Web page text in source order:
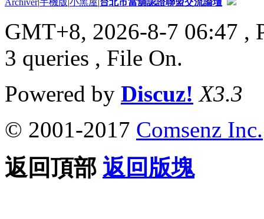
GMT+8, 2026-8-7 06:47 ,
3 queries , File On.
Powered by Discuz! X3.3
© 2001-2017 Comsenz Inc.
返回頂部 返回版塊